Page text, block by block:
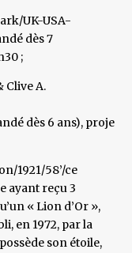
UK-USA-
dès 7
;
Clive A.
dès 6 ans), projeté
1921/58’/ce
ayant reçu 3
« Lion d’Or »,
en 1972, par la
son étoile,